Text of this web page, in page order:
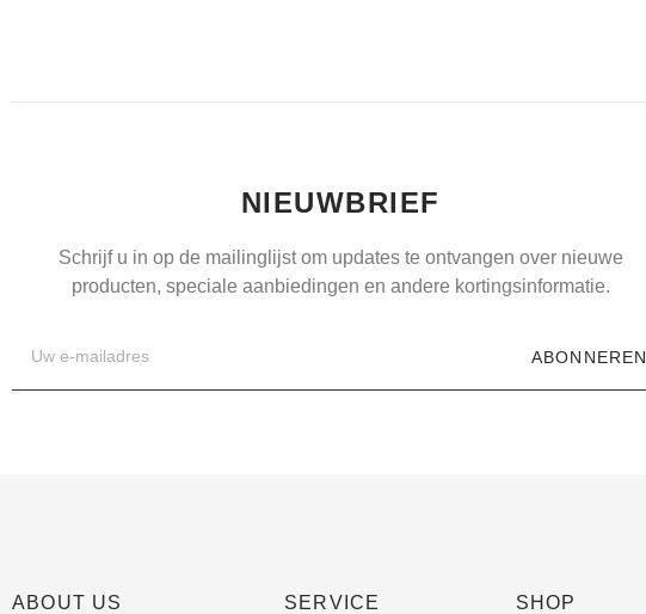
NIEUWBRIEF
Schrijf u in op de mailinglijst om updates te ontvangen over nieuwe
producten, speciale aanbiedingen en andere kortingsinformatie.
ABONNEREN
ABOUT US SERVICE SHOP